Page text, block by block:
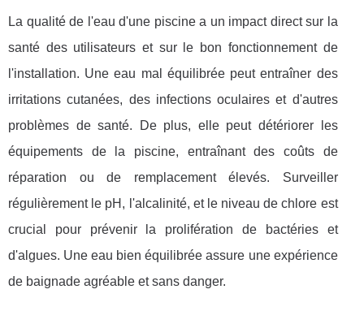
La qualité de l'eau d'une piscine a un impact direct sur la
santé des utilisateurs et sur le bon fonctionnement de
l'installation. Une eau mal équilibrée peut entraîner des
irritations cutanées, des infections oculaires et d'autres
problèmes de santé. De plus, elle peut détériorer les
équipements de la piscine, entraînant des coûts de
réparation ou de remplacement élevés. Surveiller
régulièrement le pH, l'alcalinité, et le niveau de chlore est
crucial pour prévenir la prolifération de bactéries et
d'algues. Une eau bien équilibrée assure une expérience
de baignade agréable et sans danger.